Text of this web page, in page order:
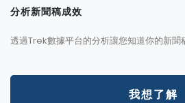
分析新聞稿成效
透過Trek數據平台的分析讓您知道你的新聞
我想了解